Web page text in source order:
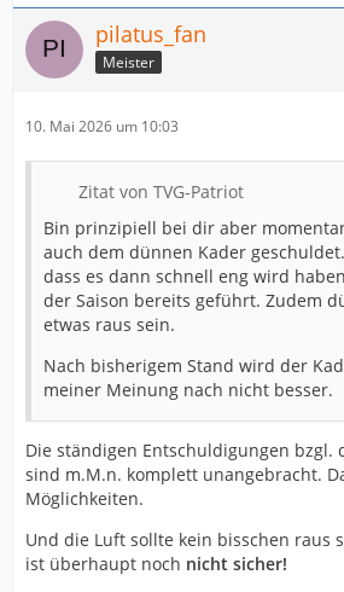
pilatus_fan
Meister
10. Mai 2026 um 10:03
Zitat von TVG-Patriot
Bin prinzipiell bei dir aber
auch dem dünnen Kader
dass es dann schnell eng wird
der Saison bereits geführt. Zudem
etwas raus sein.
Nach bisherigem Stand wird der
meiner Meinung nach nicht besser.
Die ständigen Entschuldigungen bzgl.
sind m.M.n. komplett unangebracht.
Möglichkeiten.
Und die Luft sollte kein bisschen raus
ist überhaupt noch nicht sicher!